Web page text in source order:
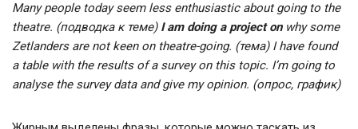
Many people today seem less enthusiastic about going to the
theatre. (подводка к теме) I am doing a project on why some
Zetlanders are not keen on theatre-going. (тема) I have found
a table with the results of a survey on this topic. I’m going to
analyse the survey data and give my opinion. (опрос, график)